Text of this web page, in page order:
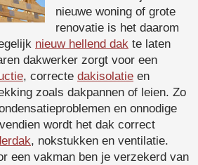
nieuwe woning of grote
renovatie is het daarom
nieuw hellend dak te laten
dakwerker zorgt voor een
, correcte dakisolatie en
zoals dakpannen of leien. Zo
en onnodige
wordt het dak correct
, nokstukken en ventilatie.
een vakman ben je verzekerd van